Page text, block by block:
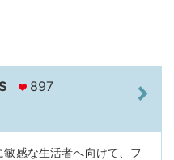
897
感な生活者へ向けて、フ